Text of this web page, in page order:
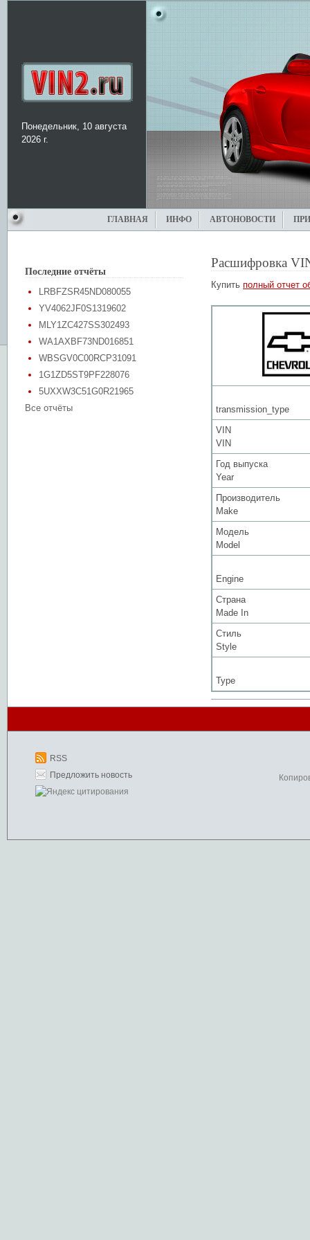
Понедельник, 10 августа
2026 г.
ГЛАВНАЯ ИНФО АВТОНОВОСТИ
Последние отчёты
LRBFZSR45ND080055
YV4062JF0S1319602
MLY1ZC427SS302493
WA1AXBF73ND016851
WBSGV0C00RCP31091
1G1ZD5ST9PF228076
5UXXW3C51G0R21965
Все отчёты
Расшифровка
Купить полный отчет
transmission_type
VIN
VIN
Год выпуска
Year
Производитель
Make
Модель
Model
Engine
Страна
Made In
Стиль
Style
Type
RSS
Предложить новость